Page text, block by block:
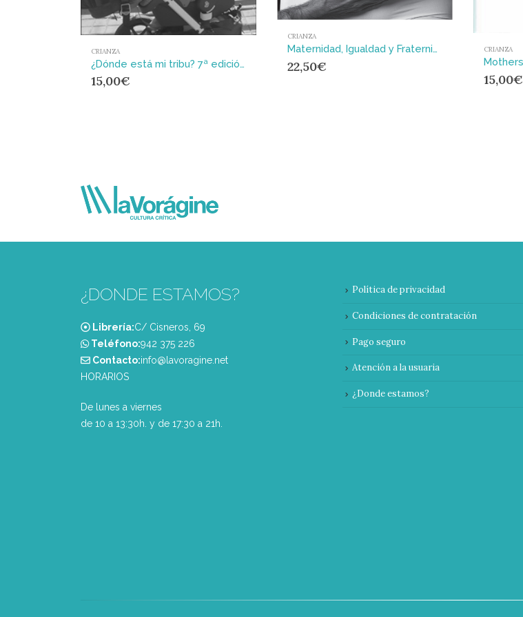
CRIANZA
¿Dónde está mi tribu? 7ª edición : Maternidad y crianza en una sociedad individualista
15,00€
CRIANZA
Maternidad, Igualdad y Fraternidad : Las madres como sujeto político en las sociedades poslaborales
22,50€
CRIANZA
15,00€
¿DONDE ESTAMOS?
Librería:C/ Cisneros, 69
Teléfono:‭942 375 226‬
Contacto:info@lavoragine.net
HORARIOS
De lunes a viernes
de 10 a 13:30h. y de 17:30 a 21h.
Política de privacidad
Condiciones de contratación
Pago seguro
Atención a la usuaria
¿Donde estamos?